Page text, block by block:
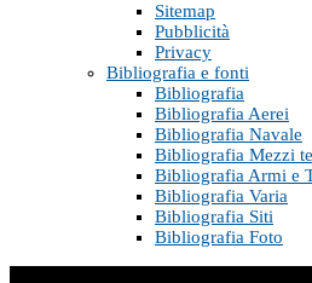
Sitemap
Pubblicità
Privacy
Bibliografia e fonti
Bibliografia
Bibliografia Aerei
Bibliografia Navale
Bibliografia Mezzi
Bibliografia Armi e
Bibliografia Varia
Bibliografia Siti
Bibliografia Foto